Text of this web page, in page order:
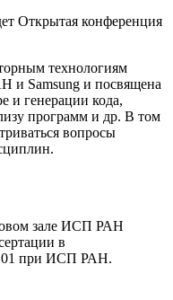
Открытая конференция
технологиям
и Samsung и посвящена
и генерации кода,
программ и др. В том
вопросы
зале ИСП РАН
в
при ИСП РАН.